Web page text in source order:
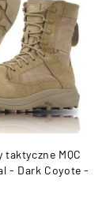
MQC
- Dark Coyote -